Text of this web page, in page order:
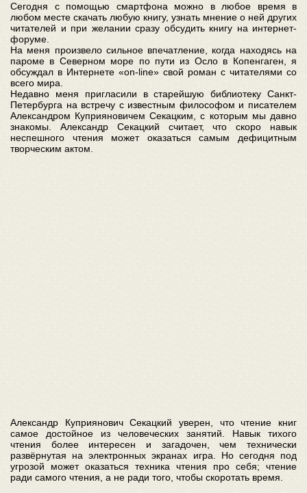
Сегодня с помощью смартфона можно в любое время в
любом месте скачать любую книгу, узнать мнение о ней других
читателей и при желании сразу обсудить книгу на интернет-
форуме.
На меня произвело сильное впечатление, когда находясь на
пароме в Северном море по пути из Осло в Копенгаген, я
обсуждал в Интернете «on-line» свой роман с читателями со
всего мира.
Недавно меня пригласили в старейшую библиотеку Санкт-
Петербурга на встречу с известным философом и писателем
Александром Куприяновичем Секацким, с которым мы давно
знакомы. Александр Секацкий считает, что скоро навык
неспешного чтения может оказаться самым дефицитным
творческим актом.
Александр Куприянович Секацкий уверен, что чтение книг
самое достойное из человеческих занятий. Навык тихого
чтения более интересен и загадочен, чем технически
развёрнутая на электронных экранах игра. Но сегодня под
угрозой может оказаться техника чтения про себя; чтение
ради самого чтения, а не ради того, чтобы скоротать время.